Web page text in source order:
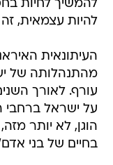
להמשיך לחיות
להיות עצמאית,
העיתונאית
מהתנהלותה של
עורף. לאורך
על ישראל ברחבי
הוגן, לא יותר
בחיים של בני